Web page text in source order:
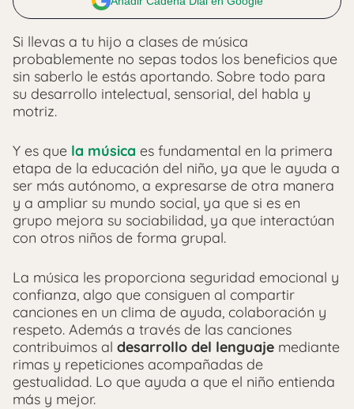
Si llevas a tu hijo a clases de música
probablemente no sepas todos los beneficios que
sin saberlo le estás aportando. Sobre todo para
su desarrollo intelectual, sensorial, del habla y
motriz.
Y es que la música es fundamental en la primera
etapa de la educación del niño, ya que le ayuda a
ser más autónomo, a expresarse de otra manera
y a ampliar su mundo social, ya que si es en
grupo mejora su sociabilidad, ya que interactúan
con otros niños de forma grupal.
La música les proporciona seguridad emocional y
confianza, algo que consiguen al compartir
canciones en un clima de ayuda, colaboración y
respeto. Además a través de las canciones
contribuimos al desarrollo del lenguaje mediante
rimas y repeticiones acompañadas de
gestualidad. Lo que ayuda a que el niño entienda
más y mejor.